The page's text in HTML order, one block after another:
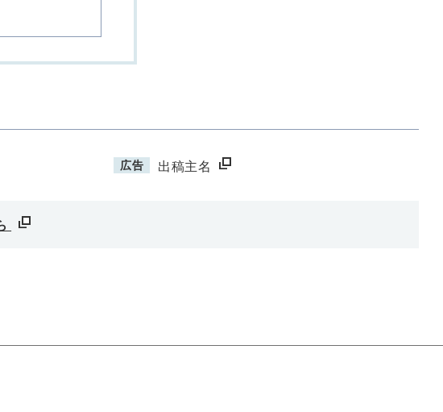
広告 出稿主名